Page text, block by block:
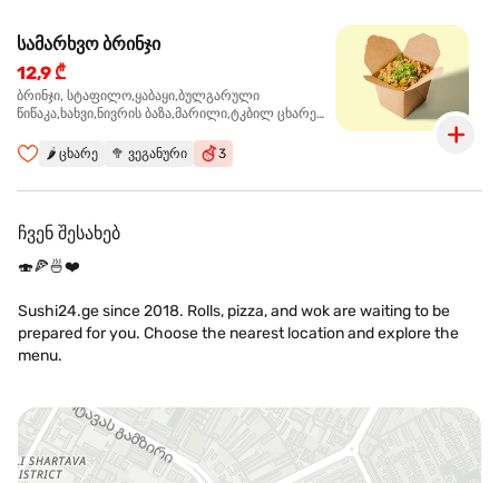
სამარხვო ბრინჯი
12,9 ₾
ბრინჯი, სტაფილო,ყაბაყი,ბულგარული
წიწაკა,ხახვი,ნივრის ბაზა,მარილი,ტკბილ ცხარე
ნაზავი,მზესუმზირის ზეთი ,ბარდა
🌶️ ცხარე 🥦 ვეგანური 3
ჩვენ შესახებ
🍣🍕🍜❤️
Sushi24.ge since 2018. Rolls, pizza, and wok are waiting to be
prepared for you. Choose the nearest location and explore the
menu.